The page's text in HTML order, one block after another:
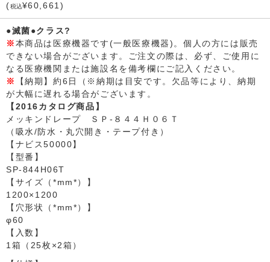
(税込¥60,661)
●滅菌●クラス?
※本商品は医療機器です(一般医療機器)。個人の方には販売
できない場合がございます。ご注文の際は、必ず、ご使用に
なる医療機関または施設名を備考欄にご記入ください。
※
【納期】約6日（※納期は目安です。欠品等により、納期
が大幅に遅れる場合がございます。
【2016カタログ商品】
メッキンドレープ ＳＰ-８４４Ｈ０６Ｔ
（吸水/防水・丸穴開き・テープ付き）
【ナビス50000】
【型番】
SP-844H06T
【サイズ（*mm*）】
1200×1200
【穴形状（*mm*）】
φ60
【入数】
1箱（25枚×2箱）